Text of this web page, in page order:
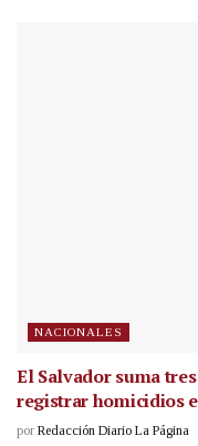
NACIONALES
El Salvador suma
registrar homicidios
por Redacción Diario La Página